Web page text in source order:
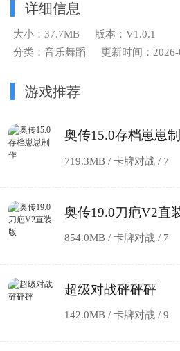
详细信息
大小：37.7MB
版本：V1.0.1
分类：音乐舞蹈
更新时间：
游戏推荐
奥传15.0存档崽崽
719.3MB / 卡牌对战 / 7
奥传19.0刀疤V2直
854.0MB / 卡牌对战 / 7
超级对战砰砰砰
142.0MB / 卡牌对战 /9